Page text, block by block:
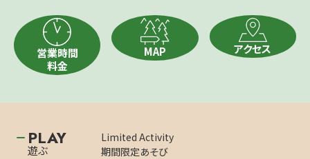
営業時間
料金
MAP アクセス
PLAY
遊ぶ
Limited Activity
期間限定あそび